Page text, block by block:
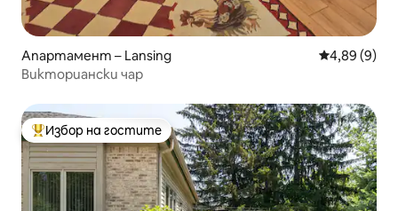
Апартамент – Lansing Средна
4,89 (9)
Викториански чар
Най-популярен избор на гостите
Избор на гостите